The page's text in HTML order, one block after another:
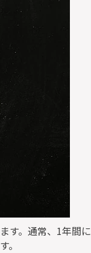
す。通常、1年間に
。